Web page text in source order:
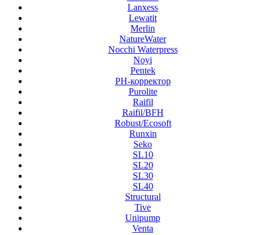
Lanxess
Lewatit
Merlin
NatureWater
Nocchi Waterpress
Noyi
Pentek
PH-корректор
Purolite
Raifil
Raifil/BFH
Robust/Ecosoft
Runxin
Seko
SL10
SL20
SL30
SL40
Structural
Tive
Unipump
Venta